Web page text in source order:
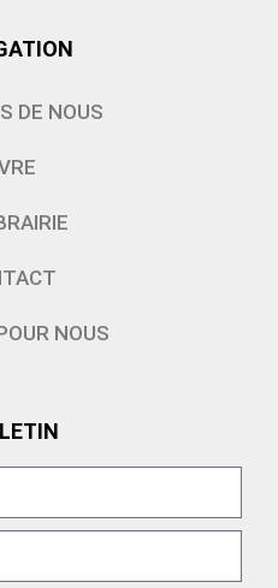
DE NOUS
NOUS